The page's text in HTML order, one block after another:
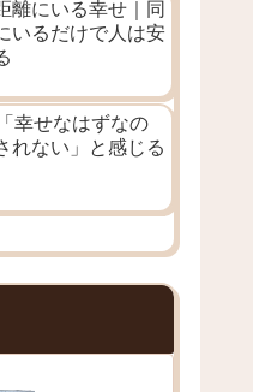
離にいる幸せ｜同
いるだけで人は安
幸せなはずなの
れない」と感じる